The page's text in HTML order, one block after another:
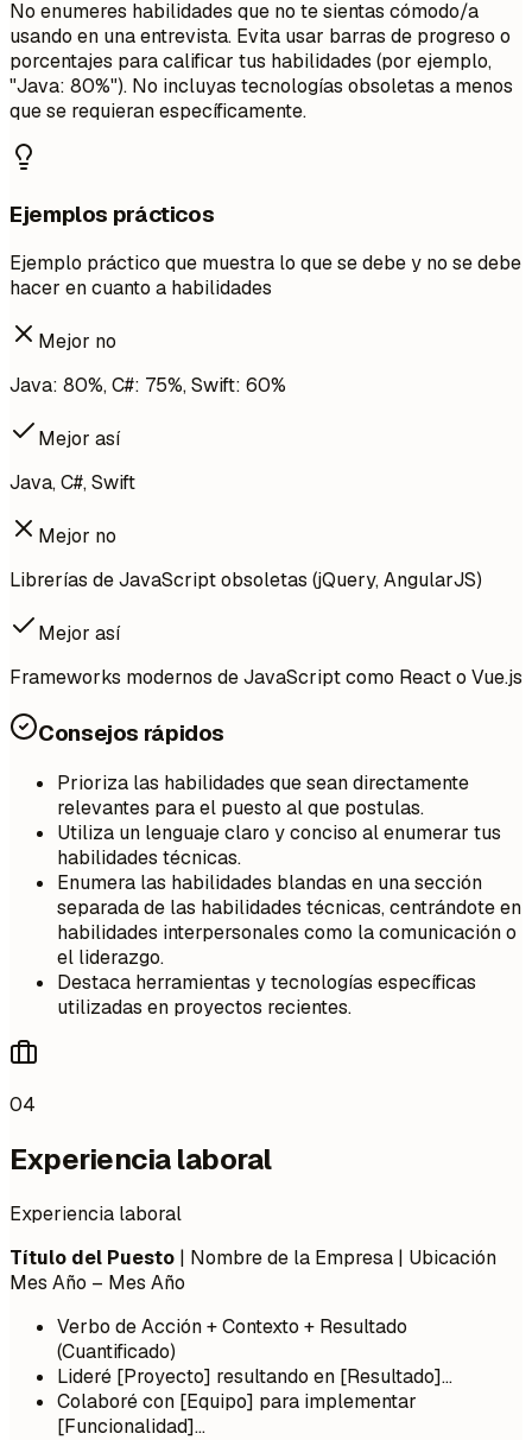
No enumeres habilidades que no te sientas cómodo/a
usando en una entrevista. Evita usar barras de progreso o
porcentajes para calificar tus habilidades (por ejemplo,
"Java: 80%"). No incluyas tecnologías obsoletas a menos
que se requieran específicamente.
Ejemplos prácticos
Ejemplo práctico que muestra lo que se debe y no se debe
hacer en cuanto a habilidades
Mejor no
Java: 80%, C#: 75%, Swift: 60%
Mejor así
Java, C#, Swift
Mejor no
Librerías de JavaScript obsoletas (jQuery, AngularJS)
Mejor así
Frameworks modernos de JavaScript como React o Vue.js
Consejos rápidos
Prioriza las habilidades que sean directamente
relevantes para el puesto al que postulas.
Utiliza un lenguaje claro y conciso al enumerar tus
habilidades técnicas.
Enumera las habilidades blandas en una sección
separada de las habilidades técnicas, centrándote en
habilidades interpersonales como la comunicación o
el liderazgo.
Destaca herramientas y tecnologías específicas
utilizadas en proyectos recientes.
04
Experiencia laboral
Experiencia laboral
Título del Puesto | Nombre de la Empresa | Ubicación
Mes Año – Mes Año
Verbo de Acción + Contexto + Resultado
(Cuantificado)
Lideré [Proyecto] resultando en [Resultado]...
Colaboré con [Equipo] para implementar
[Funcionalidad]...